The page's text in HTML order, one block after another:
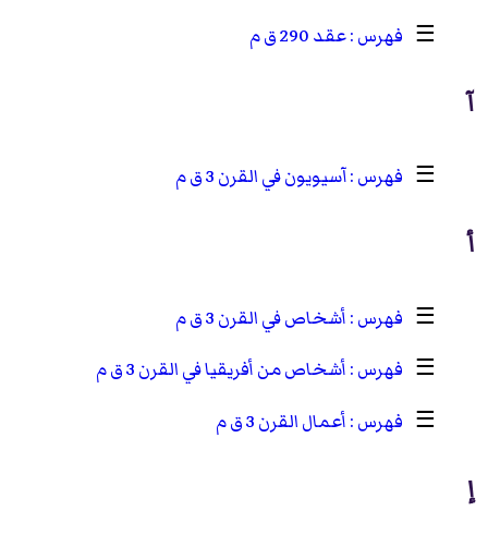
☰ عقد 290 ق م
آ
☰ آسيويون في القرن 3 ق م
أ
☰
أشخاص في القرن 3 ق م
☰
أشخاص من أفريقيا في القرن 3 ق م
☰
أعمال القرن 3 ق م
إ